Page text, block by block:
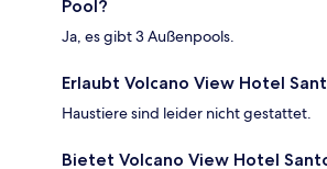
Pool?
Ja, es gibt 3 Außenpools.
Erlaubt Volcano View Hotel
Haustiere sind leider nicht gestattet.
Bietet Volcano View Hotel